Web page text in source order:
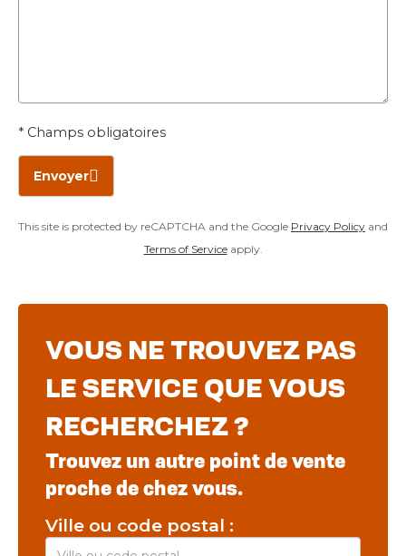
* Champs obligatoires
Envoyer
This site is protected by reCAPTCHA and the Google Privacy Policy and
Terms of Serviceapply.
VOUS NE TROUVEZ PAS
LE SERVICE QUE VOUS
RECHERCHEZ ?
Trouvez un autre point de vente
proche de chez vous.
Ville ou code postal :